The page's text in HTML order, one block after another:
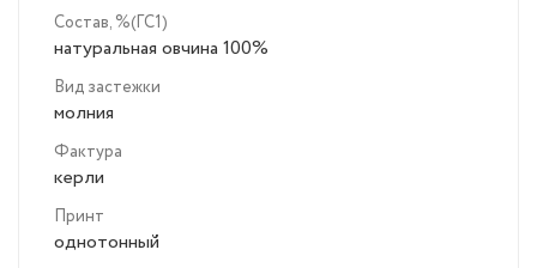
Состав, %(ГС1)
натуральная овчина 100%
Вид застежки
молния
Фактура
керли
Принт
однотонный